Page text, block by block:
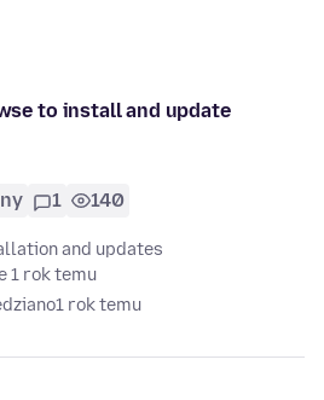
to install and update
1 140
and updates
1 rok temu
1 rok temu